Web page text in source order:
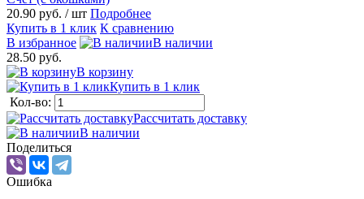
20.90 руб. / шт Подробнее
Купить в 1 клик К сравнению
В избранное
В наличии
28.50 руб.
В корзину
Купить в 1 клик
Кол-во:
Рассчитать доставку
В наличии
Поделиться
Ошибка